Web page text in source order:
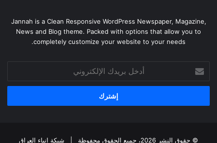
Jannah is a Clean Responsive WordPress Newspaper, Magazine,
News and Blog theme. Packed with options that allow you to
completely customize your website to your needs.
بريدك
الإلكتروني
© حقوق النشر 2026، جميع الحقوق محفوظة | شبكة انباء العراق